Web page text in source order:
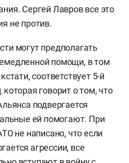
Сергей Лавров все это
не против.
могут предполагать
помощи, в том
соответствует 5-й
говорит о том, что
подвергается
ей помогают. При
не написано, что если
агрессии, все